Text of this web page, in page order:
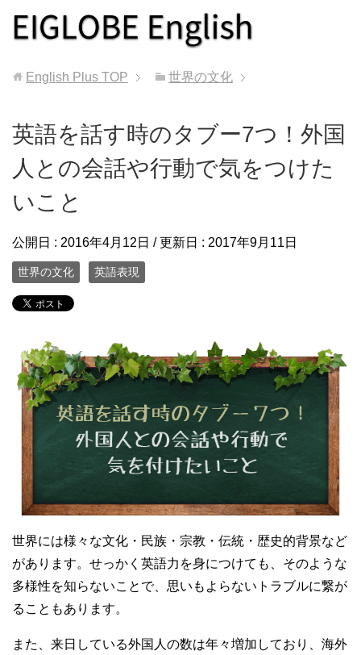
English Plus TOP 世界の文化
英語を話す時のタブー7つ！外国
人との会話や行動で気をつけた
いこと
公開日 : 2016年4月12日 / 更新日 : 2017年9月11日
世界の文化 英語表現
世界には様々な文化・民族・宗教・伝統・歴史的背景など
があります。せっかく英語力を身につけても、そのような
多様性を知らないことで、思いもよらないトラブルに繋が
ることもあります。
また、来日している外国人の数は年々増加しており、海外